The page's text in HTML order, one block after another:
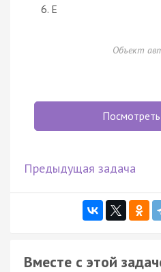
Е
Объект
Предыдущая задача
Вместе с этой